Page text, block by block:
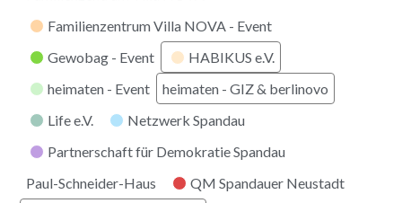
Familienzentrum Villa NOVA - Event
Gewobag - Event
HABIKUS e.V.
heimaten - Event
heimaten - GIZ & berlinovo
Life e.V.
Netzwerk Spandau
Partnerschaft für Demokratie Spandau
Paul-Schneider-Haus
QM Spandauer Neustadt